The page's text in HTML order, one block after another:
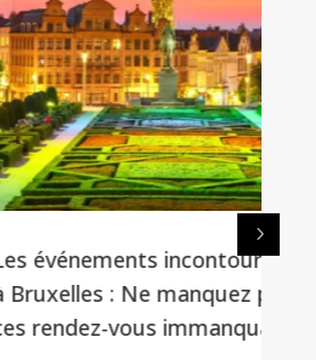
incontournables
manquez pas
immanquables